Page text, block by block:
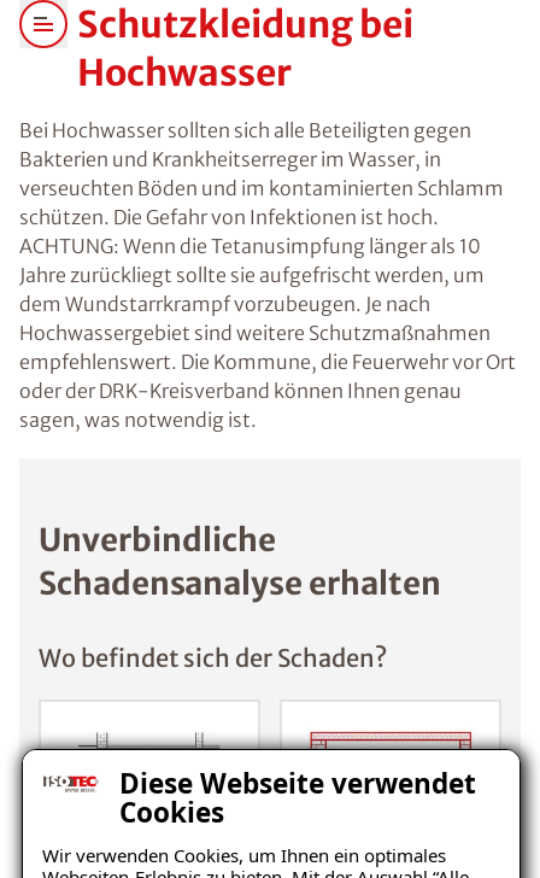
Diese Webseite verwendet
Cookies
Wir verwenden Cookies, um Ihnen ein optimales
Schutzkleidung bei
Hochwasser
Bei Hochwasser sollten sich alle Beteiligten gegen
Bakterien und Krankheitserreger im Wasser, in
verseuchten Böden und im kontaminierten Schlamm
schützen. Die Gefahr von Infektionen ist hoch.
ACHTUNG: Wenn die Tetanusimpfung länger als 10
Jahre zurückliegt sollte sie aufgefrischt werden, um
dem Wundstarrkrampf vorzubeugen. Je nach
Hochwassergebiet sind weitere Schutzmaßnahmen
empfehlenswert. Die Kommune, die Feuerwehr vor Ort
oder der DRK-Kreisverband können Ihnen genau
sagen, was notwendig ist.
Unverbindliche
Schadensanalyse erhalten
Wo befindet sich der Schaden?